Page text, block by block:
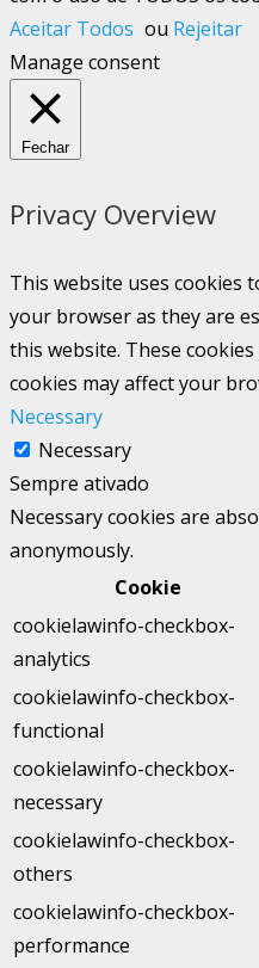
Aceitar Todos ou Rejeitar
Manage consent
Fechar
Privacy Overview
This website uses cookies
your browser as they are
this website. These
cookies may affect your
Necessary
Necessary
Sempre ativado
Necessary cookies are
anonymously.
Cookie
cookielawinfo-checkbox-
analytics
cookielawinfo-checkbox-
functional
cookielawinfo-checkbox-
necessary
cookielawinfo-checkbox-
others
cookielawinfo-checkbox-
performance